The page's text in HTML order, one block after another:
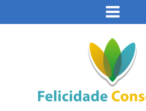
Este site usa cookies e outras tecnologias
para lembrar e entender como você usa nosso
analisar seu uso de nossos produtos e
conteúdo de terceiros. Leia mais em